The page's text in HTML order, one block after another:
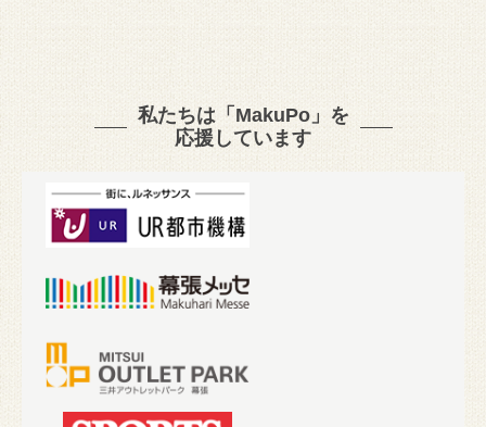
私たちは「MakuPo」を
応援しています